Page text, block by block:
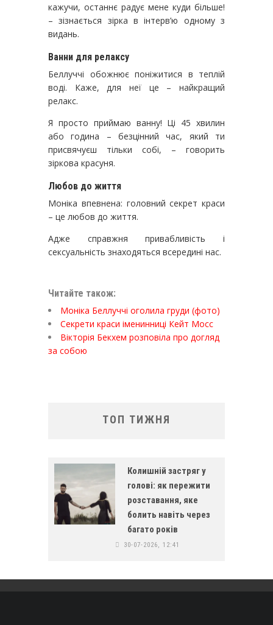
кажучи, останнє радує мене куди більше!
– зізнається зірка в інтерв’ю одному з
видань.
Ванни для релаксу
Беллуччі обожнює поніжитися в теплій
воді. Каже, для неї це – найкращий
релакс.
Я просто приймаю ванну! Ці 45 хвилин
або година – безцінний час, який ти
присвячуєш тільки собі, – говорить
зіркова красуня.
Любов до життя
Моніка впевнена: головний секрет краси
– це любов до життя.
Адже справжня привабливість і
сексуальність знаходяться всередині нас.
Читайте також:
Моніка Беллуччі оголила груди (фото)
Секрети краси іменинниці Кейт Мосс
Вікторія Бекхем розповіла про догляд
за собою
ТОП ТИЖНЯ
Колишній застряг у
голові: як пережити
розставання, яке
болить навіть через
багато років
30-07-2026, 12:41